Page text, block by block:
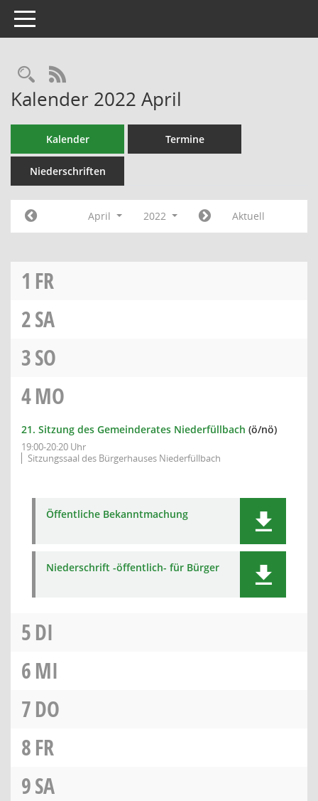
Toggle navigation
RSS-Feed
Kalender 2022 April
Kalender Termine
Niederschriften
April 2022 Aktuell
1 FR
2SA
3SO
4MO
21. Sitzung des Gemeinderates Niederfüllbach (ö/nö)
19:00-20:20 Uhr
Sitzungssaal des Bürgerhauses Niederfüllbach
Öffentliche Bekanntmachung
Niederschrift -öffentlich- für Bürger
5DI
6MI
7DO
8FR
9SA